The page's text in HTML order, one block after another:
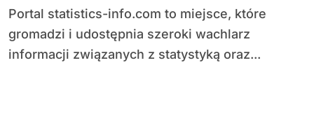
Portal statistics-info.com to miejsce, które
gromadzi i udostępnia szeroki wachlarz
informacji związanych z statystyką oraz...